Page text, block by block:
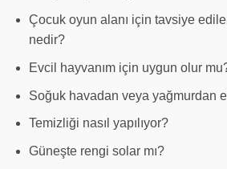
Çocuk oyun alanı için tavsiye
nedir?
Evcil hayvanım için uygun olur
Soğuk havadan veya yağmurdan
Temizliği nasıl yapılıyor?
Güneşte rengi solar mı?